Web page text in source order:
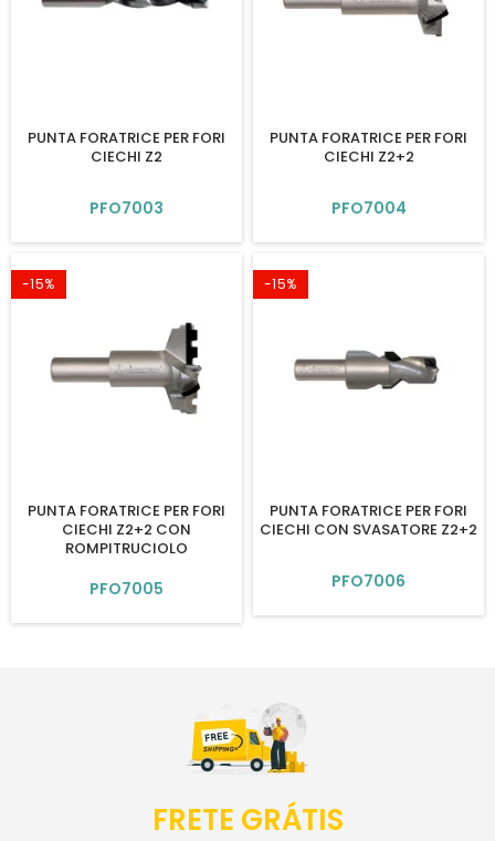
PUNTA FORATRICE PER FORI
CIECHI Z2
PFO7003
PUNTA FORATRICE PER FORI
CIECHI Z2+2
PFO7004
-15%
PUNTA FORATRICE PER FORI
CIECHI Z2+2 CON
ROMPITRUCIOLO
PFO7005
-15%
PUNTA FORATRICE PER FORI
CIECHI CON SVASATORE Z2+2
PFO7006
FRETE GRÁTIS